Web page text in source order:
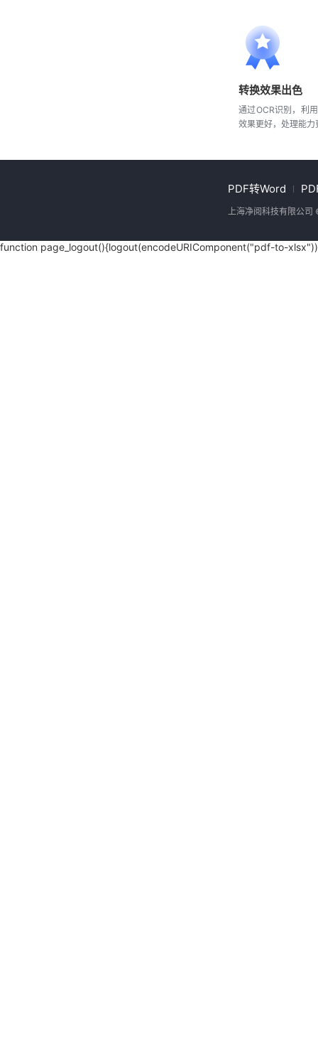
转换效果出色
通过OCR识别，利
效果更好，处理能力
PDF转Word
上海净阅科技有限公司
function page_logout(){logout(encodeURIComponent("pdf-to-